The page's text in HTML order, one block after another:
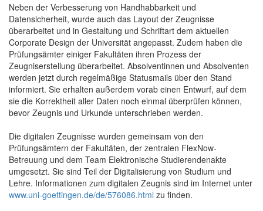
Neben der Verbesserung von Handhabbarkeit und
Datensicherheit, wurde auch das Layout der Zeugnisse
überarbeitet und in Gestaltung und Schriftart dem aktuellen
Corporate Design der Universität angepasst. Zudem haben die
Prüfungsämter einiger Fakultäten ihren Prozess der
Zeugniserstellung überarbeitet. Absolventinnen und Absolventen
werden jetzt durch regelmäßige Statusmails über den Stand
informiert. Sie erhalten außerdem vorab einen Entwurf, auf dem
sie die Korrektheit aller Daten noch einmal überprüfen können,
bevor Zeugnis und Urkunde unterschrieben werden.
Die digitalen Zeugnisse wurden gemeinsam von den
Prüfungsämtern der Fakultäten, der zentralen FlexNow-
Betreuung und dem Team Elektronische Studierendenakte
umgesetzt. Sie sind Teil der Digitalisierung von Studium und
Lehre. Informationen zum digitalen Zeugnis sind im Internet unter
www.uni-goettingen.de/de/576086.html zu finden.